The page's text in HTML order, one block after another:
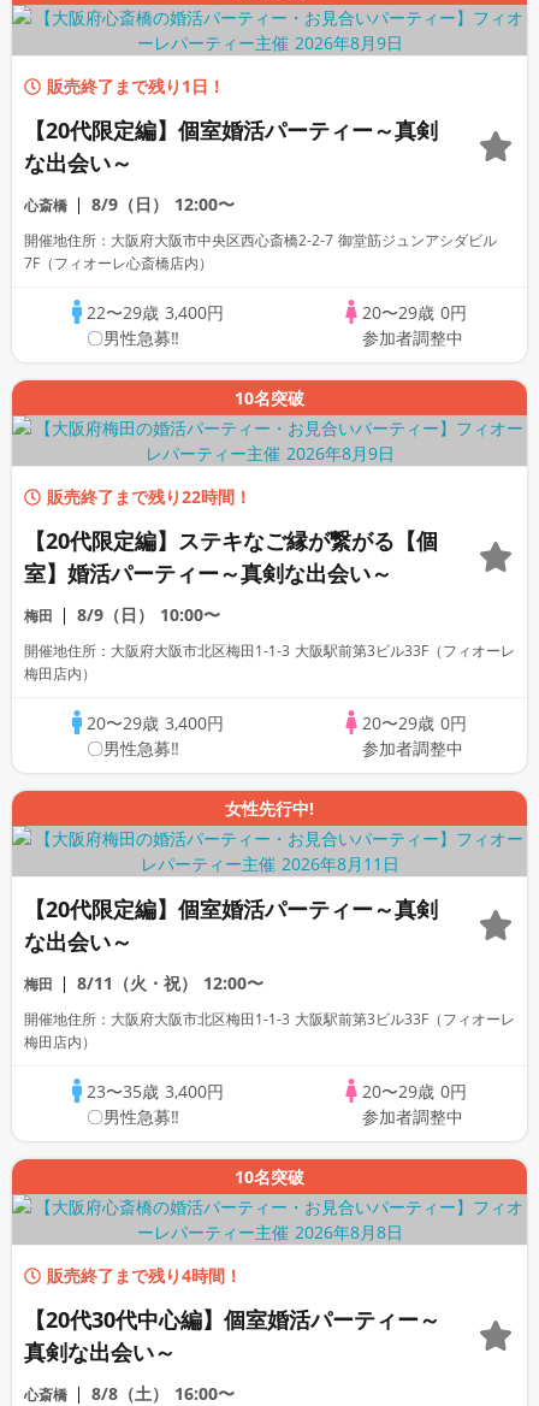
販売終了まで残り1日！
【20代限定編】個室婚活パーティー～真剣
な出会い～
心斎橋 8/9（日） 12:00〜
開催地住所：大阪府大阪市中央区西心斎橋2-2-7 御堂筋ジュンアシダビル
7F（フィオーレ心斎橋店内）
22〜29歳 3,400円
〇男性急募‼
20〜29歳 0円
参加者調整中
10名突破
販売終了まで残り22時間！
【20代限定編】ステキなご縁が繋がる【個
室】婚活パーティー～真剣な出会い～
梅田 8/9（日） 10:00〜
開催地住所：大阪府大阪市北区梅田1-1-3 大阪駅前第3ビル33F（フィオーレ
梅田店内）
20〜29歳 3,400円
〇男性急募‼
20〜29歳 0円
参加者調整中
女性先行中!
【20代限定編】個室婚活パーティー～真剣
な出会い～
梅田 8/11（火・祝） 12:00〜
開催地住所：大阪府大阪市北区梅田1-1-3 大阪駅前第3ビル33F（フィオーレ
梅田店内）
23〜35歳 3,400円
〇男性急募‼
20〜29歳 0円
参加者調整中
10名突破
販売終了まで残り4時間！
【20代30代中心編】個室婚活パーティー～
真剣な出会い～
心斎橋 8/8（土） 16:00〜